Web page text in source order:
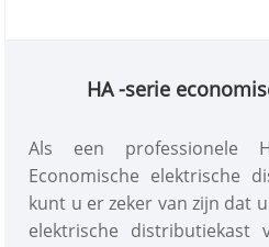
HA -serie
Als een professionele
Economische elektrische
kunt u er zeker van zijn dat
elektrische distributiekast